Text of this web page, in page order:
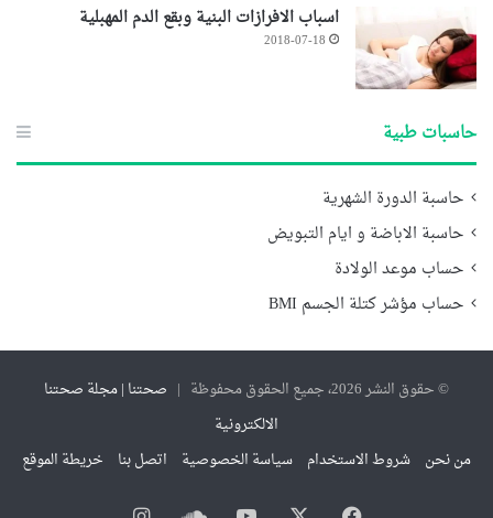
اسباب الافرازات البنية وبقع الدم المهبلية
2018-07-18
حاسبات طبية
حاسبة الدورة الشهرية
حاسبة الاباضة و ايام التبويض
حساب موعد الولادة
حساب مؤشر كتلة الجسم BMI
© حقوق النشر 2026، جميع الحقوق محفوظة |
صحتنا | مجلة صحتنا
الالكترونية
من نحن شروط الاستخدام سياسة الخصوصية اتصل بنا خريطة الموقع